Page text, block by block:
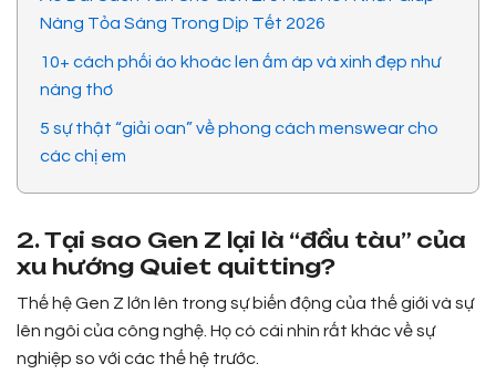
Nàng Tỏa Sáng Trong Dịp Tết 2026
10+ cách phối áo khoác len ấm áp và xinh đẹp như
nàng thơ
5 sự thật “giải oan” về phong cách menswear cho
các chị em
2. Tại sao Gen Z lại là “đầu tàu” của
xu hướng Quiet quitting?
Thế hệ Gen Z lớn lên trong sự biến động của thế giới và sự
lên ngôi của công nghệ. Họ có cái nhìn rất khác về sự
nghiệp so với các thế hệ trước.